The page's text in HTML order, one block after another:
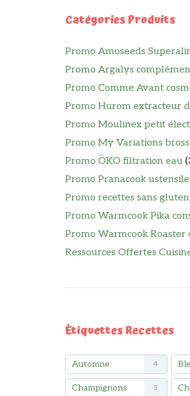
Catégories Produits
Promo Amoseeds
Promo Argalys
Promo Comme Avant
Promo Hurom extracteur
Promo Moulinex petit
Promo My Variations
Promo ÖKO filtration eau
Promo Pranacook
Promo recettes sans
Promo Warmcook Pika
Promo Warmcook Roaster
Ressources Offertes
Étiquettes Recettes
Automne 4
Champignons 5